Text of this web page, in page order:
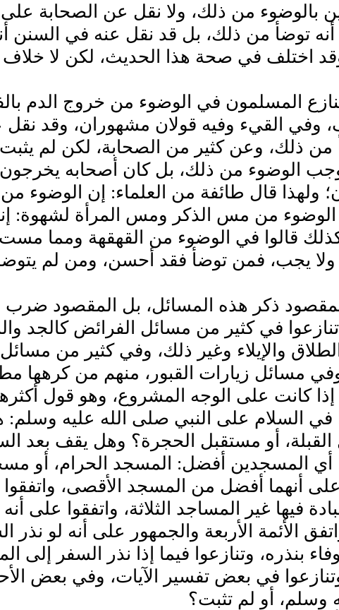
بالوضوء من ذلك، ولا نقل عن الصحابة على
توضأ من ذلك، بل قد نقل عنه في السنن
اختلف في صحة هذا الحديث، لكن لا خلاف
المسلمون في الوضوء من خروج الدم
وفي القيء وفيه قولان مشهوران، وقد
من ذلك، وعن كثير من الصحابة، لكن لم
الوضوء من ذلك، بل كان أصحابه
ولهذا قال طائفة من العلماء‏:‏ إن
من مس الذكر ومس المرأة لشهوة‏:‏
قالوا في الوضوء من القهقهة ومما
يجب، فمن توضأ فقد أحسن، ومن لم
ذكر هذه المسائل، بل المقصود ضرب
في كثير من مسائل الفرائض كالجد
والإيلاء وغير ذلك، وفي كثير من
مسائل زيارات القبور، منهم من كرهها
إذا كانت على الوجه المشروع، وهو قول
في السلام على النبي صلى الله عليه
أو مستقبل الحجرة‏؟‏ وهل يقف بعد
أي المسجدين أفضل‏:‏ المسجد الحرام، أو
على أنهما أفضل من المسجد الأقصى،
فيها غير المساجد الثلاثة، واتفقوا على
الأئمة الأربعة والجمهور على أنه لو نذر
بنذره، وتنازعوا فيما إذا نذر السفر
في بعض تفسير الآيات، وفي بعض
وسلم، أو لم تثبت‏؟‏